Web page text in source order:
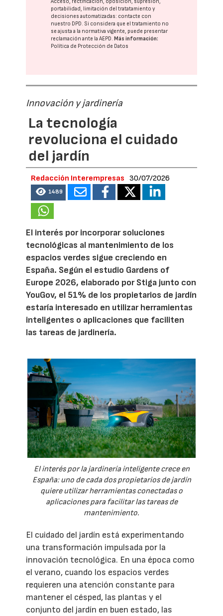
portabilidad, limitación del tratatamiento y
decisiones automatizadas: contacte con
nuestro DPD. Si considera que el tratamiento no
se ajusta a la normativa vigente, puede presentar
reclamación ante laAEPD.Más información:
Política de Protección de Datos
Innovación y jardinería
La tecnología
revoluciona el cuidado
del jardín
Redacción Interempresas 30/07/2026
1489
El interés por incorporar soluciones
tecnológicas al mantenimiento de los
espacios verdes sigue creciendo en
España. Según el estudio Gardens of
Europe 2026, elaborado por Stiga junto con
YouGov, el 51% de los propietarios de jardín
estaría interesado en utilizar herramientas
inteligentes o aplicaciones que faciliten
las tareas de jardinería.
El interés por la jardinería inteligente crece en
España: uno de cada dos propietarios de jardín
quiere utilizar herramientas conectadas o
aplicaciones para facilitar las tareas de
mantenimiento.
El cuidado del jardín está experimentando
una transformación impulsada por la
innovación tecnológica. En una época como
el verano, cuando los espacios verdes
requieren una atención constante para
mantener el césped, las plantas y el
conjunto del jardín en buen estado, las